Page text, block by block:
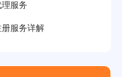
司需要什么条件？
详细流程有？
服务
服务详解